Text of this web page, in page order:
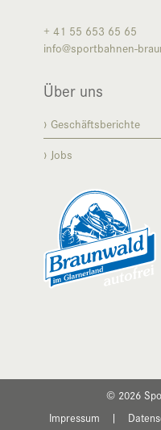
+ 41 55 653 65 65
info@sportbahnen-
Über uns
Geschäftsberichte
Jobs
© 2026
Impressum
|